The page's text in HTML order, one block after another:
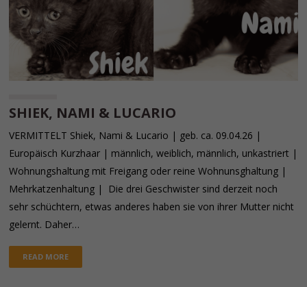
SHIEK, NAMI & LUCARIO
VERMITTELT Shiek, Nami & Lucario | geb. ca. 09.04.26 |
Europäisch Kurzhaar | männlich, weiblich, männlich, unkastriert |
Wohnungshaltung mit Freigang oder reine Wohnunsghaltung |
Mehrkatzenhaltung | Die drei Geschwister sind derzeit noch
sehr schüchtern, etwas anderes haben sie von ihrer Mutter nicht
gelernt. Daher…
READ MORE